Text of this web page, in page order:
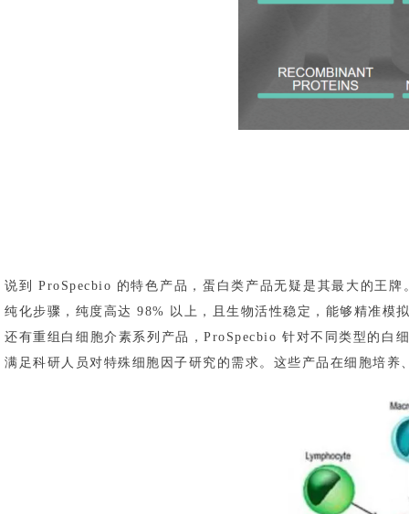
说到 ProSpecbio 的特色产品，蛋白类产品无疑是其最大的王
纯化步骤，纯度高达 98% 以上，且生物活性稳定，能够精准模
还有重组白细胞介素系列产品，ProSpecbio 针对不同类型的
满足科研人员对特殊细胞因子研究的需求。这些产品在细胞培